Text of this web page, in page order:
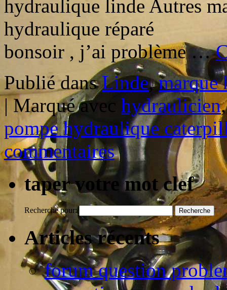
hydraulique linde Autres
hydraulique
bonsoir , j’ai problème …
Publié dans Linde,marque
| Marqué avec hydraulicien
pompe hydraulique
commentaires
taper votre mot clef
Recherche pour:
Articles récents
forum question